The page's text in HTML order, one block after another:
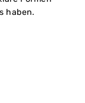
haben.